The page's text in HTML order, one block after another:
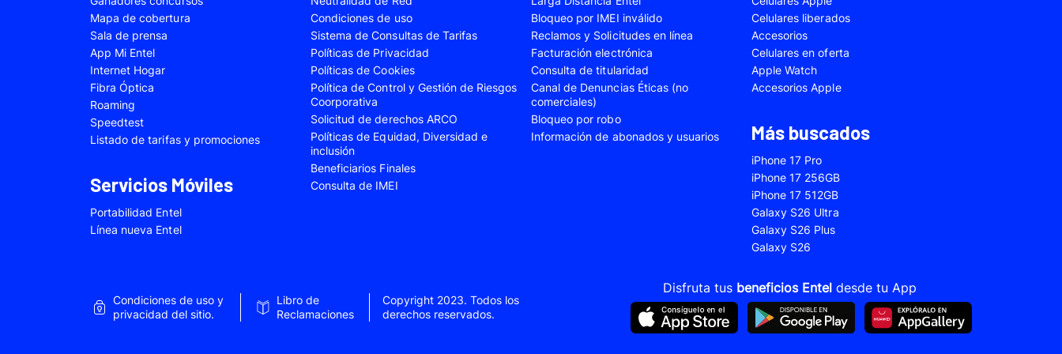
Samsung Galaxy A22
Samsung Galaxy A23 Samsung Galaxy A24 Samsung Galaxy A25
Samsung Galaxy A33
Samsung Galaxy A34
Samsung Galaxy A35 Samsung Galaxy A52 Samsung Galaxy A52s
Samsung Galaxy A53
Samsung Galaxy A54
Samsung Galaxy A55 Samsung Galaxy S20 Fe Samsung Galaxy S21 Fe
Samsung Galaxy S22
Samsung Galaxy S22 Plus
Samsung Galaxy S22 Ultra Samsung Galaxy S23 Samsung Galaxy S23 Plus
Samsung Galaxy S23 Ultra
Samsung Galaxy S23 Fe
Samsung Galaxy S24 Samsung Galaxy S24 Plus Samsung Galaxy S24 Ultra
Samsung Galaxy Z Flip 4
Samsung Galaxy Z Flip 5 Samsung Galaxy Z Fold 5
VIVO V30 SE
VIVO Y28s
Xiaomi 12T
Xiaomi 12T Pro
Xiaomi Redmi A1
Xiaomi Redmi 10A
Xiaomi Redmi 13C
Xiaomi Redmi 14C
Xiaomi Redmi Note 9 Pro
Xiaomi Redmi Note 10 Xiaomi Redmi Note 10 Pro Xiaomi Redmi Note 10s
Xiaomi Redmi Note 11
Xiaomi Redmi Note 12s Xiaomi Redmi Note 13
Mapa de cobertura
Sala de prensa
App Mi Entel
Internet Hogar
Fibra Óptica
Roaming
Speedtest
Listado de tarifas y promociones
Servicios Móviles
Portabilidad Entel
Línea nueva Entel
Condiciones de uso
Sistema de Consultas de Tarifas
Políticas de Privacidad
Políticas de Cookies
Política de Control y Gestión de Riesgos
Coorporativa
Solicitud de derechos ARCO
Políticas de Equidad, Diversidad e
inclusión
Beneficiarios Finales
Consulta de IMEI
Bloqueo por IMEI inválido
Reclamos y Solicitudes en línea
Facturación electrónica
Consulta de titularidad
Canal de Denuncias Éticas (no
comerciales)
Bloqueo por robo
Información de abonados y usuarios
Celulares liberados
Accesorios
Celulares en oferta
Apple Watch
Accesorios Apple
Más buscados
iPhone 17 Pro
iPhone 17 256GB
iPhone 17 512GB
Galaxy S26 Ultra
Galaxy S26 Plus
Galaxy S26
Condiciones de uso y
privacidad del sitio.
Libro de
Reclamaciones
Copyright 2023. Todos los
derechos reservados.
Disfruta tus beneficios Enteldesde tu App